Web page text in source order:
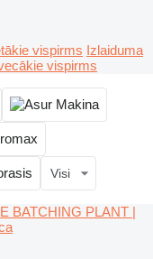
vispirms Izlaiduma
vispirms
Visi